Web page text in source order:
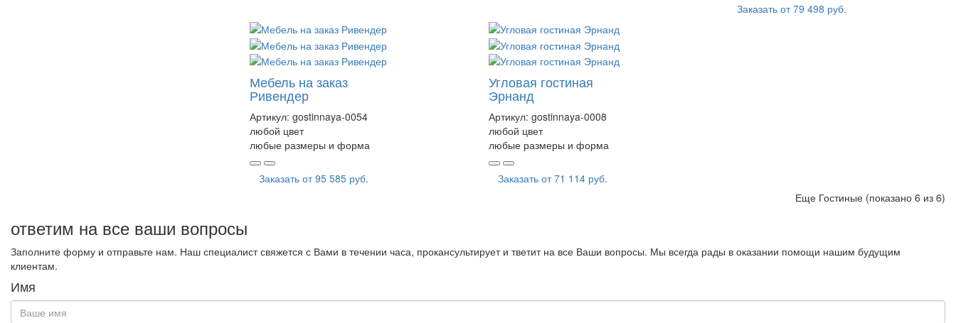
Заказать от79 498 руб.
Мебель на заказ
Ривендер
Артикул: gostinnaya-0054
любой цвет
любые размеры и форма
Заказать от95 585 руб.
Угловая гостиная
Эрнанд
Артикул: gostinnaya-0008
любой цвет
любые размеры и форма
Заказать от71 114 руб.
Еще Гостиные (показано 6 из 6)
ответим на все ваши вопросы
Заполните форму и отправьте нам. Наш специалист свяжется с Вами в течении часа, прокансультирует и тветит на все Ваши вопросы. Мы всегда рады в оказании помощи нашим будущим
клиентам.
Имя